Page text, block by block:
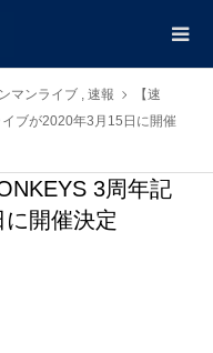
マンライブ , 速報
【速
ブが2020年3月15日に開催
3周年記
開催決定